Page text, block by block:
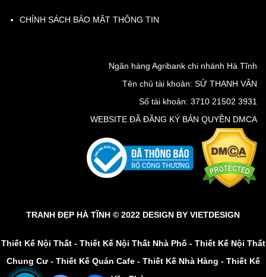
CHÍNH SÁCH BẢO MẬT THÔNG TIN
Ngân hàng Agribank chi nhánh Hà Tĩnh
Tên chủ tài khoản: SỬ THANH VÂN
Số tài khoản: 3710 21502 3931
WEBSITE ĐÃ ĐĂNG KÝ BẢN QUYỀN DMCA
TRANH ĐẸP HÀ TĨNH © 2022 DESIGN BY VIETDESIGN
Thiết Kế Nội Thất- Thiết Kế Nội Thất Nhà Phố - Thiết Kế Nội Thất
Chung Cư- Thiết Kế Quán Cafe- Thiết Kế Nhà Hàng - Thiết Kế